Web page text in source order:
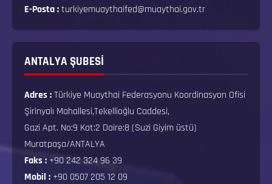
E-Posta :turkiyemuaythaifed@muaythai.gov.tr
ANTALYA ŞUBESİ
Adres :Türkiye Muaythai Federasyonu Koordinasyon Ofisi
Şirinyalı Mahallesi,Tekellioğlu Caddesi,
Gazi Apt. No:9 Kat:2 Daire:8 (Suzi Giyim üstü)
Muratpaşa/ANTALYA
Faks : +90 242 324 96 39
Mobil : +90 0507 205 12 09